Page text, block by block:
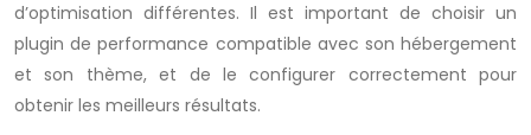
d’optimisation différentes. Il est important de choisir un
plugin de performance compatible avec son hébergement
et son thème, et de le configurer correctement pour
obtenir les meilleurs résultats.